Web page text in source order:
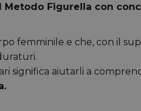
Metodo Figurella con
femminile e che, con il
significa aiutarli a